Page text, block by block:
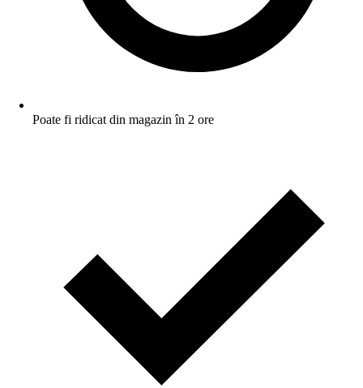
Poate fi ridicat din magazin în 2 ore